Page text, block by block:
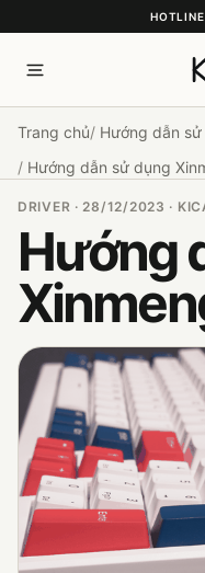
Trang chủ
Hướng dẫn
Hướng dẫn sử dụng
DRIVER · 28/12/2023 ·
Hướng